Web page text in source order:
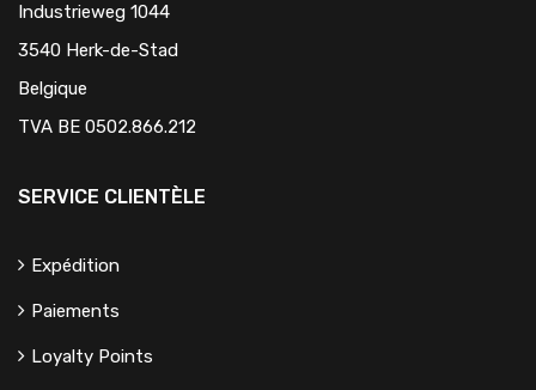
Industrieweg 1044
3540 Herk-de-Stad
Belgique
TVA BE 0502.866.212
SERVICE CLIENTÈLE
Expédition
Paiements
Loyalty Points